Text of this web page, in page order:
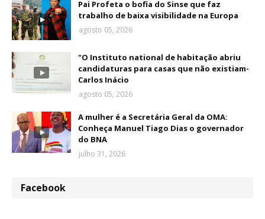
Pai Profeta o bofia do Sinse que faz
trabalho de baixa visibilidade na Europa
agosto 05, 2026
"O Instituto national de habitação abriu
candidaturas para casas que não existiam-
Carlos Inácio
agosto 05, 2026
A mulher é a Secretária Geral da OMA:
Conheça Manuel Tiago Dias o governador
do BNA
julho 31, 2026
Facebook